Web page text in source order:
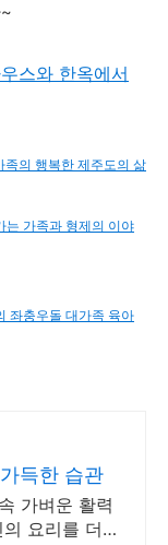
스와 한옥에서
족의 행복한 제주도의 삶
는 가족과 형제의 이야
좌충우돌 대가족 육아
득한 습관
가벼운 활력
요리를 더욱